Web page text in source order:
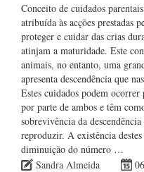
Conceito de cuidados
atribuída às acções prestadas
proteger e cuidar das crias
atinjam a maturidade. Este
animais, no entanto, uma
apresenta descendência que
Estes cuidados podem
por parte de ambos e têm
sobrevivência da
reproduzir. A existência
diminuição do número …
Sandra Almeida